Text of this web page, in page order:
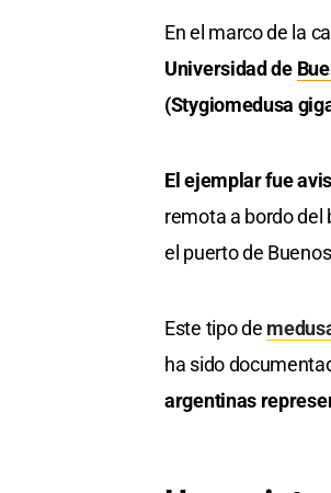
En el marco de la
Universidad de
(Stygiomedusa
El ejemplar fue
remota a bordo del
el puerto de
Este tipo de
ha sido
argentinas